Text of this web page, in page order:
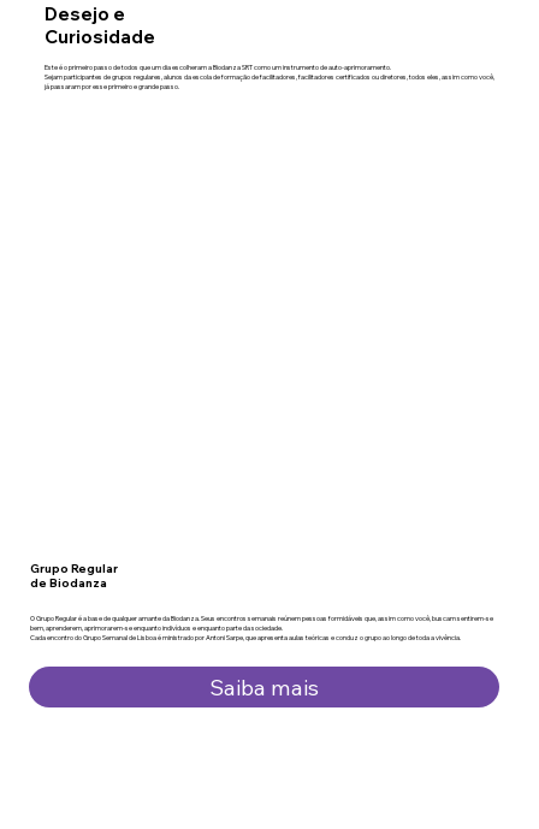
Desejo e
Curiosidade
Este é o primeiro passo de todos que um dia escolheram a Biodanza SRT como um instrumento de auto-aprimoramento.
Sejam participantes de grupos regulares, alunos da escola de formação de facilitadores, facilitadores certificados ou diretores, todos eles, assim como você,
já passaram por esse primeiro e grande passo.
Grupo Regular
de Biodanza
O Grupo Regular é a base de qualquer amante da Biodanza. Seus encontros semanais reúnem pessoas formidáveis que, assim como você, buscam sentirem-se
bem, aprenderem, aprimorarem-se enquanto indivíduos e enquanto parte da sociedade.
Cada encontro do Grupo Semanal de Lisboa é ministrado por Antoni Sarpe, que apresenta aulas teóricas e conduz o grupo ao longo de toda a vivência.
Saiba mais